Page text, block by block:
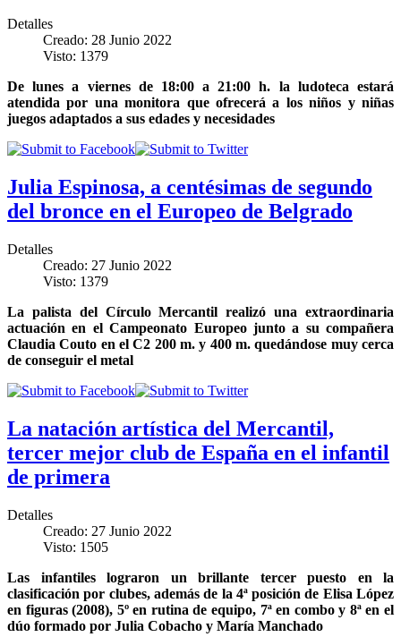
Detalles
Creado: 28 Junio 2022
Visto: 1379
De lunes a viernes de 18:00 a 21:00 h. la ludoteca estará
atendida por una monitora que ofrecerá a los niños y niñas
juegos adaptados a sus edades y necesidades
Julia Espinosa, a centésimas de segundo
del bronce en el Europeo de Belgrado
Detalles
Creado: 27 Junio 2022
Visto: 1379
La palista del Círculo Mercantil realizó una extraordinaria
actuación en el Campeonato Europeo junto a su compañera
Claudia Couto en el C2 200 m. y 400 m. quedándose muy cerca
de conseguir el metal
La natación artística del Mercantil,
tercer mejor club de España en el infantil
de primera
Detalles
Creado: 27 Junio 2022
Visto: 1505
Las infantiles lograron un brillante tercer puesto en la
clasificación por clubes, además de la 4ª posición de Elisa López
en figuras (2008), 5º en rutina de equipo, 7ª en combo y 8ª en el
dúo formado por Julia Cobacho y María Manchado